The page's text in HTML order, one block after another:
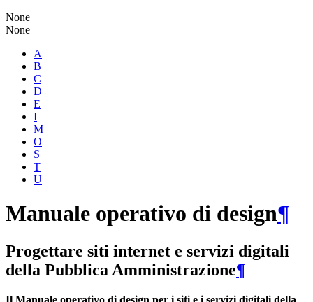
None
None
A
B
C
D
E
I
M
O
S
T
U
Manuale operativo di design¶
Progettare siti internet e servizi digitali
della Pubblica Amministrazione¶
Il Manuale operativo di design per i siti e i servizi digitali della